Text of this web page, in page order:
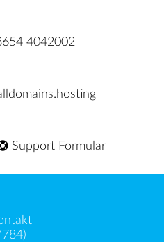
4042002
Support Formular